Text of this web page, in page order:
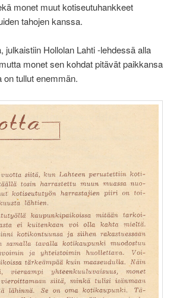
monet muut kotiseutuhankkeet
tahojen kanssa.
Hollolan Lahti -lehdessä alla
monet sen kohdat pitävät paikkansa
tullut enemmän.